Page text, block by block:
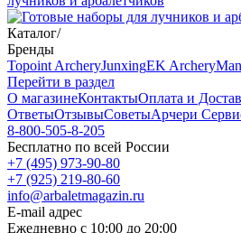
Каталог/
Бренды
Topoint ArcheryJunxingEK Archery
Перейти в раздел
О магазинеКонтактыОплата и
ОтветыОтзывыСоветыАрчери
8-800-505-8-205
Бесплатно по всей России
+7 (495) 973-90-80
+7 (925) 219-80-60
info@arbaletmagazin.ru
E-mail адрес
Ежедневно с 10:00 до 20:00